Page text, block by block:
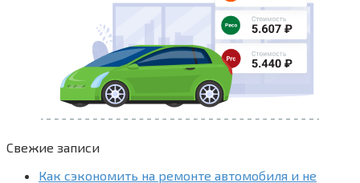
Свежие записи
Как сэкономить на ремонте автомобиля и не